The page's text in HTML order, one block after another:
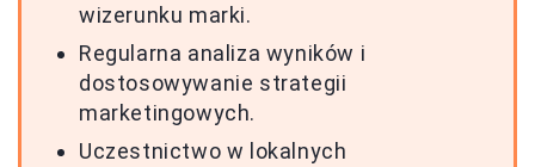
wizerunku marki.
Regularna analiza wyników i
dostosowywanie strategii
marketingowych.
Uczestnictwo w lokalnych